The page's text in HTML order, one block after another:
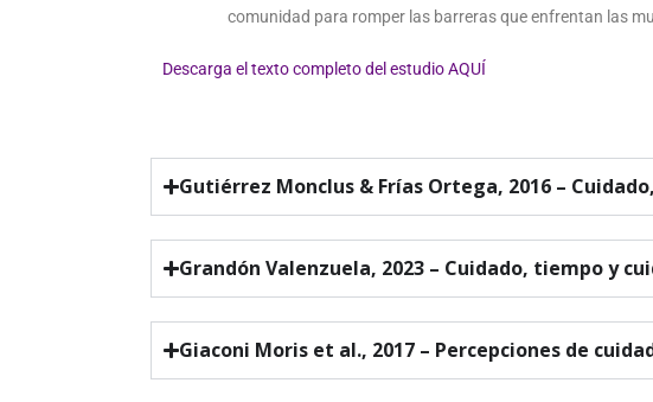
comunidad para romper las barreras que enfrentan las
Descarga el texto completo del estudio AQUÍ
Gutiérrez Monclus & Frías Ortega, 2016 –
Grandón Valenzuela, 2023 – Cuidado, tiempo y
Giaconi Moris et al., 2017 – Percepciones de